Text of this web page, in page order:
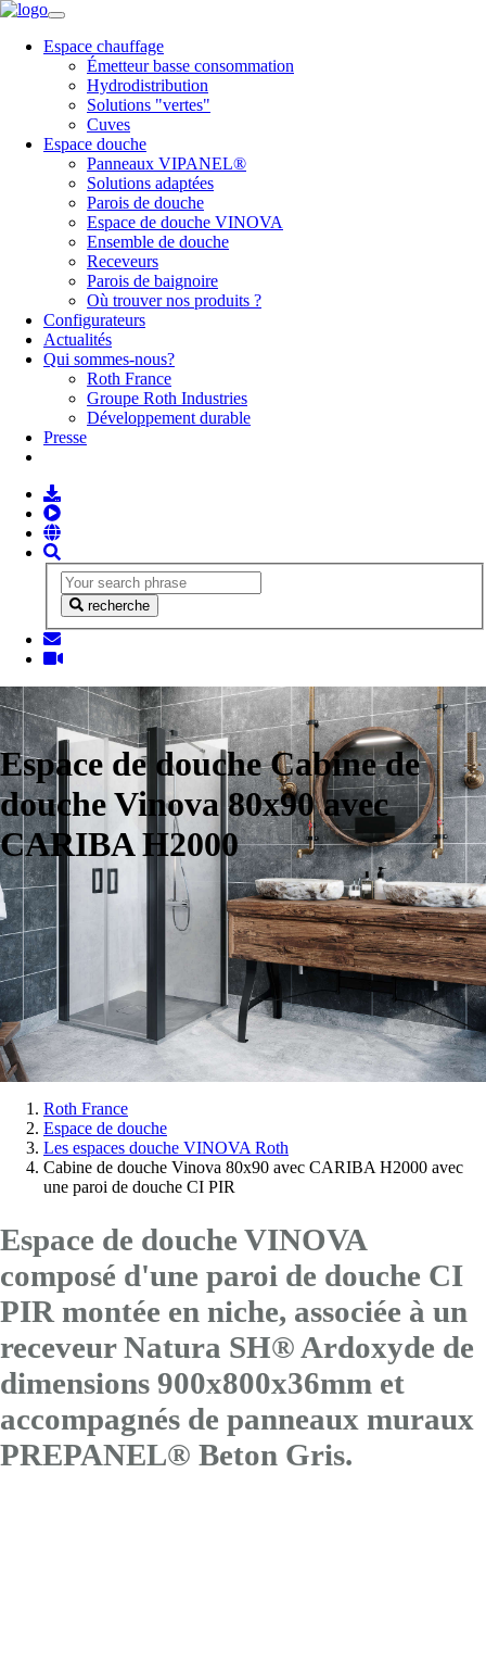
Espace chauffage
Émetteur basse consommation
Hydrodistribution
Solutions "vertes"
Cuves
Espace douche
Panneaux VIPANEL®
Solutions adaptées
Parois de douche
Espace de douche VINOVA
Ensemble de douche
Receveurs
Parois de baignoire
Où trouver nos produits ?
Configurateurs
Actualités
Qui sommes-nous?
Roth France
Groupe Roth Industries
Développement durable
Presse
recherche
Espace de douche Cabine de
douche Vinova 80x90 avec
CARIBA H2000
Vous
êtes
Roth France
Espace de douche
Les espaces douche VINOVA Roth
Cabine de douche Vinova 80x90 avec CARIBA H2000 avec
une paroi de douche CI PIR
Espace de douche VINOVA
composé d'une paroi de douche CI
PIR montée en niche, associée à un
receveur Natura SH® Ardoxyde de
dimensions 900x800x36mm et
accompagnés de panneaux muraux
PREPANEL® Beton Gris.